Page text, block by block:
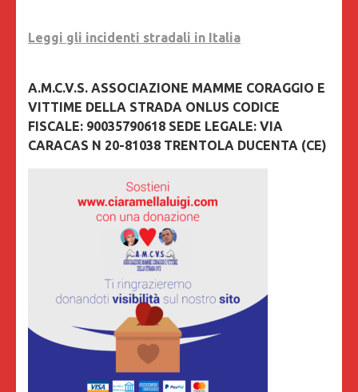
Leggi gli incidenti stradali in Italia
A.M.C.V.S. ASSOCIAZIONE MAMME CORAGGIO E
VITTIME DELLA STRADA ONLUS CODICE
FISCALE: 90035790618 SEDE LEGALE: VIA
CARACAS N 20-81038 TRENTOLA DUCENTA (CE)